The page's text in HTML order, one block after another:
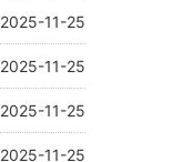
2025-11-25
2025-11-25
2025-11-25
2025-11-25